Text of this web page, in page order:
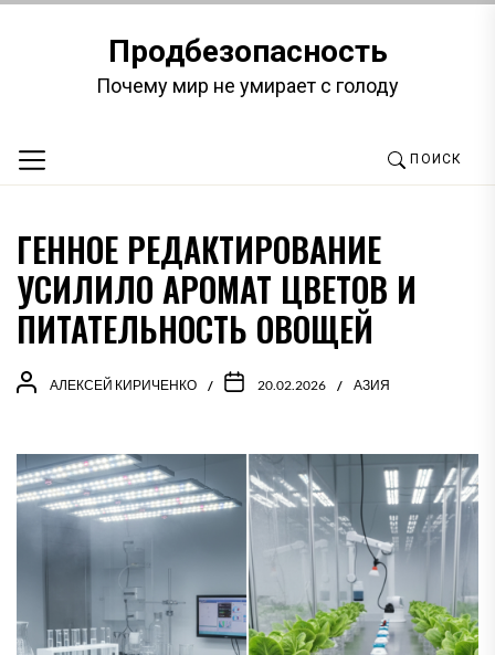
содержимомуПродбезопасность
Почему мир не умирает с голоду
ПОИСК
ГЕННОЕ РЕДАКТИРОВАНИЕ
УСИЛИЛО АРОМАТ ЦВЕТОВ И
ПИТАТЕЛЬНОСТЬ ОВОЩЕЙ
АЛЕКСЕЙ КИРИЧЕНКО 20.02.2026 АЗИЯ